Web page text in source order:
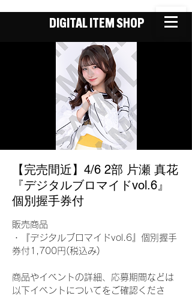
DIGITAL ITEM SHOP
【完売間近】4/6 2部 片瀬 真花
『デジタルブロマイドvol.6』
個別握手券付
販売商品
・『デジタルブロマイドvol.6』個別握手
券付1,700円(税込み)
商品やイベントの詳細、応募期間などは
以下イベントについてをご確認くださ